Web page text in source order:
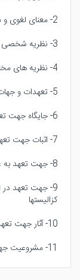
2- معنای لغوی و شکل گیری تاریخی جهت تعهد
3- نظریه شخصی یا نوعی بودن جهت تعهد
4- نظریه های مختلط
5- تعهدات و جهات انتزاعی
6- جایگاه جهت تعهد در تقسیم علل به فاعلی و غایی
7- اثبات جهت تعهد
8- جهت تعهد به عنوان شرط صحت عقد
9- جهت تعهد در
کزالیستها
10- آثار جهت تعهد
11- مشروعیت جهت تعهد